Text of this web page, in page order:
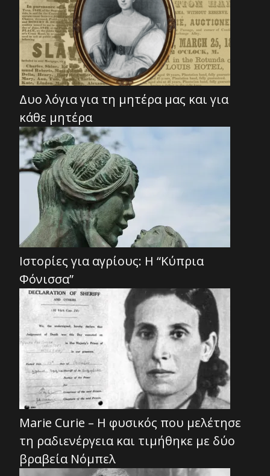
Δυο λόγια για τη μητέρα μας και για
κάθε μητέρα
Ιστορίες για αγρίους: Η “Κύπρια
Φόνισσα”
Marie Curie – Η φυσικός που μελέτησε
τη ραδιενέργεια και τιμήθηκε με δύο
βραβεία Νόμπελ